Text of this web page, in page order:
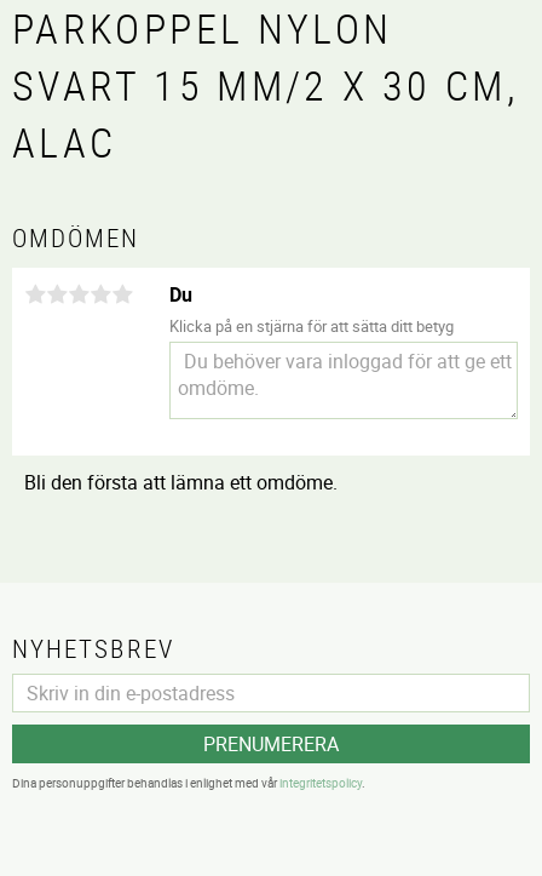
PARKOPPEL NYLON
SVART 15 MM/2 X 30 CM,
ALAC
OMDÖMEN
Du
Klicka på en stjärna för att sätta ditt betyg
Bli den första att lämna ett omdöme.
NYHETSBREV
PRENUMERERA
Dina personuppgifter behandlas i enlighet med vårintegritetspolicy.